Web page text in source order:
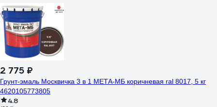
2 775 ₽
Грунт-эмаль Москвичка 3 в 1 МЕТА-МБ коричневая ral 8017, 5 кг
4620105773805
4.8